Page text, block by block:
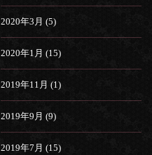
2020年3月 (5)
2020年1月 (15)
2019年11月 (1)
2019年9月 (9)
2019年7月 (15)